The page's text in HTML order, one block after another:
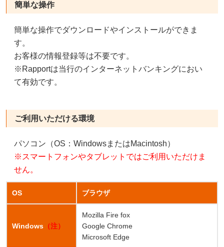
簡単な操作
簡単な操作でダウンロードやインストールができま
す。
お客様の情報登録等は不要です。
※Rapportは当行のインターネットバンキングにおい
て有効です。
ご利用いただける環境
パソコン（OS：WindowsまたはMacintosh）
※スマートフォンやタブレットではご利用いただけま
せん。
OS ブラウザ
Windows （注）
Mozilla Fire fox
Google Chrome
Microsoft Edge